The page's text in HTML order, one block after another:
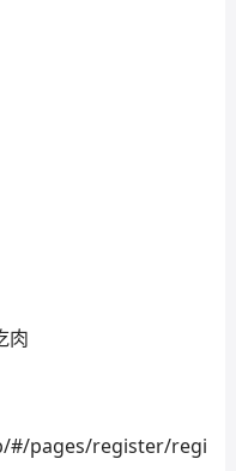
肉
#/pages/register/regi